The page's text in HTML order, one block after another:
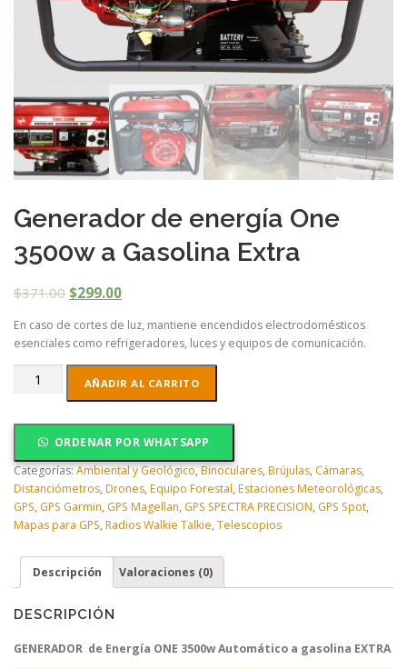
Generador de energía One
3500w a Gasolina Extra
$371.00 $299.00
En caso de cortes de luz, mantiene encendidos electrodomésticos
esenciales como refrigeradores, luces y equipos de comunicación.
Generador
One
3500w
a
Gasolina
Extra
cantidad
AÑADIR AL CARRITO
ORDENAR POR WHATSAPP
Categorías:Ambiental y Geológico,Binoculares, Brújulas, Cámaras,
Distanciómetros, Drones, Equipo Forestal, Estaciones Meteorológicas,
GPS, GPS Garmin, GPS Magellan, GPS SPECTRA PRECISION, GPS Spot,
Mapas para GPS, Radios Walkie Talkie, Telescopios
Descripción Valoraciones (0)
DESCRIPCIÓN
GENERADOR de Energía ONE 3500w Automático a gasolina EXTRA